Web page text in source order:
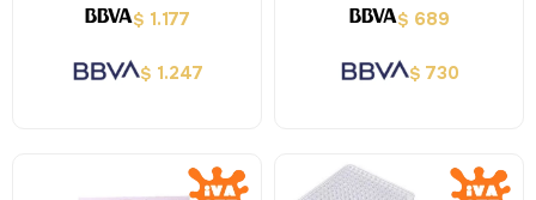
$ 1.177
$ 1.247
$ 689
$ 730